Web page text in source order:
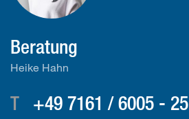
Beratung
Heike Hahn
T
+49 7161 / 6005 - 25